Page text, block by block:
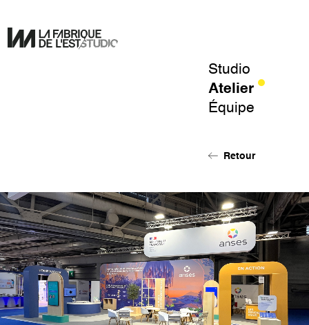
Studio
Atelier
Équipe
Retour